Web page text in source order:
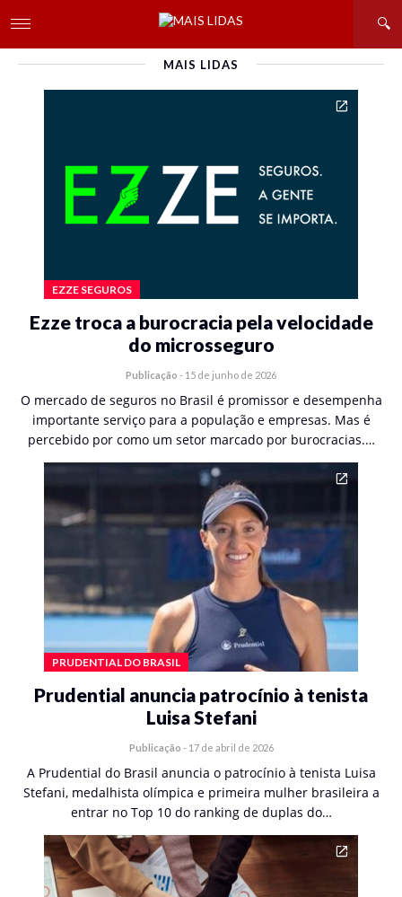
MAIS LIDAS
EZZE SEGUROS
Ezze troca a burocracia pela velocidade
do microsseguro
Publicação - 15 de junho de 2026
O mercado de seguros no Brasil é promissor e desempenha
importante serviço para a população e empresas. Mas é
percebido por como um setor marcado por burocracias.…
PRUDENTIAL DO BRASIL
Prudential anuncia patrocínio à tenista
Luisa Stefani
Publicação - 17 de abril de 2026
A Prudential do Brasil anuncia o patrocínio à tenista Luisa
Stefani, medalhista olímpica e primeira mulher brasileira a
entrar no Top 10 do ranking de duplas do…